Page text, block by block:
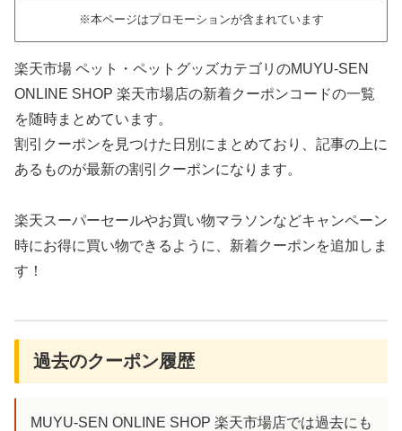
※本ページはプロモーションが含まれています
楽天市場 ペット・ペットグッズカテゴリのMUYU-SEN
ONLINE SHOP 楽天市場店の新着クーポンコードの一覧
を随時まとめています。
割引クーポンを見つけた日別にまとめており、記事の上に
あるものが最新の割引クーポンになります。
楽天スーパーセールやお買い物マラソンなどキャンペーン
時にお得に買い物できるように、新着クーポンを追加しま
す！
過去のクーポン履歴
MUYU-SEN ONLINE SHOP 楽天市場店では過去にも